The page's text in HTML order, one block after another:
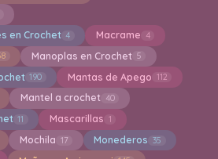
en Crochet 4 Macrame 4
Manoplas en Crochet 5
190 Mantas de Apego 112
Mantel a crochet 40
11 Mascarillas 1
Mochila 17 Monederos 35